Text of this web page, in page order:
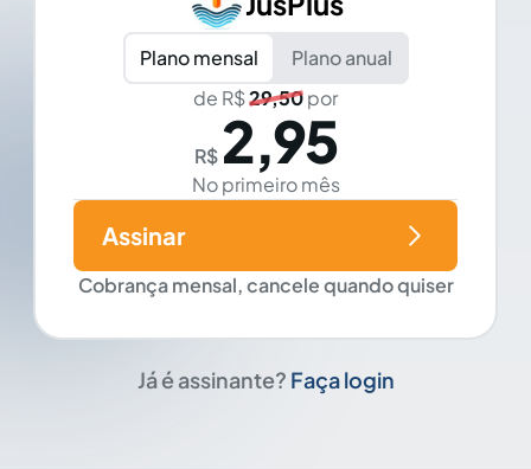
Plano mensal
Plano anual
de R$29,50por
R$ 2,95
No primeiro mês
Cobrança mensal, cancele quando quiser
Assinar
Já é assinante? Faça login